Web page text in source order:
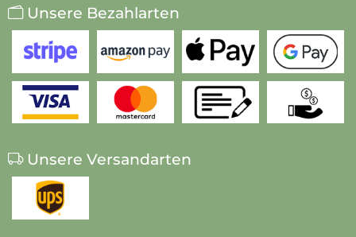
Unsere Bezahlarten
Unsere Versandarten